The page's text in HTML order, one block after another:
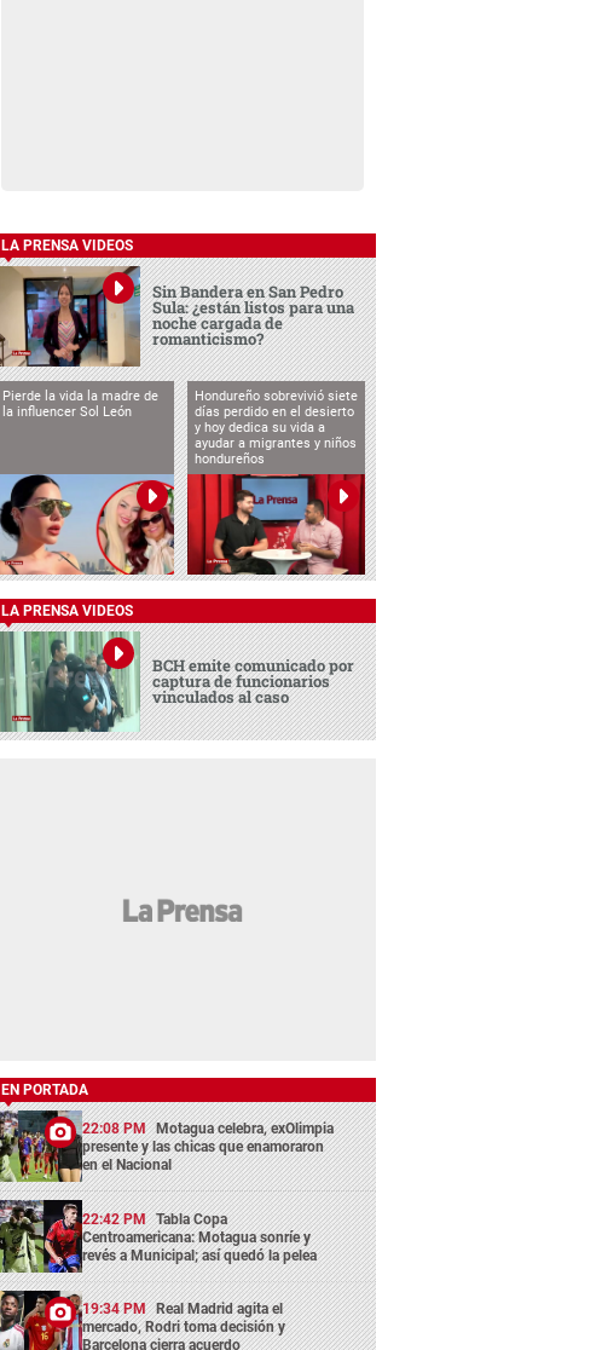
LA PRENSA VIDEOS
Sin Bandera en San Pedro
Sula: ¿están listos para una
noche cargada de
romanticismo?
Pierde la vida la madre de
la influencer Sol León
Hondureño sobrevivió siete
días perdido en el desierto
y hoy dedica su vida a
ayudar a migrantes y niños
hondureños
LA PRENSA VIDEOS
BCH emite comunicado por
captura de funcionarios
vinculados al caso
EN PORTADA
22:08 PM Motagua celebra, exOlimpia
presente y las chicas que enamoraron
en el Nacional
22:42 PM Tabla Copa
Centroamericana: Motagua sonríe y
revés a Municipal; así quedó la pelea
19:34 PM Real Madrid agita el
mercado, Rodri toma decisión y
Barcelona cierra acuerdo